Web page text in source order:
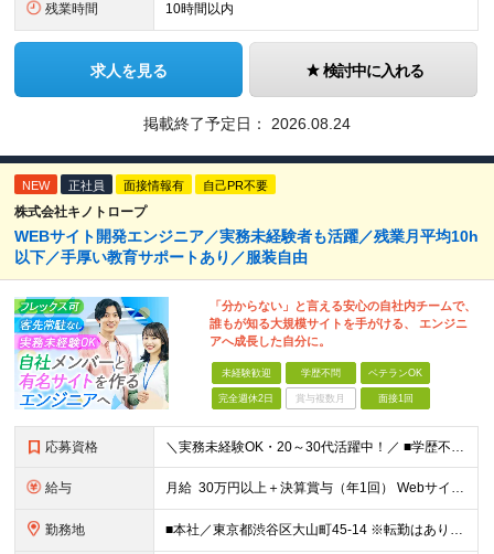
残業時間 10時間以内
求人を見る 検討中に入れる
掲載終了予定日： 2026.08.24
NEW 正社員 面接情報有 自己PR不要
株式会社キノトロープ
WEBサイト開発エンジニア／実務未経験者も活躍／残業月平均10h
以下／手厚い教育サポートあり／服装自由
「分からない」と言える安心の自社内チームで、
誰もが知る大規模サイトを手がける、 エンジニ
アへ成長した自分に。
未経験歓迎 学歴不問 ベテランOK
完全週休2日 賞与複数月 面接1回
応募資格 ＼実務未経験OK・20～30代活躍中！／ ■学歴不問 ■プログラミングに少しでも触れた経験がある方 ┗言語や学習方法は不問／独学で勉強中の方も大歓迎です！ ＼こんな方にピッタリの環境です！／ ・客先
給与 月給 30万円以上＋決算賞与（年1回） Webサイトの実務経験＋マネジメント経験をお持ちの方は 月給40～120万円＋各種手当＋決算賞与（年1回） での採用も可能です！ ※経験や能力を考慮の上、決
勤務地 ■本社／東京都渋谷区大山町45-14 ※転勤はありません。腰を据えて長く活躍していただけます ※(変更の範囲)上記を除く当社関連勤務地